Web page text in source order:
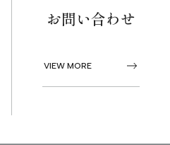
お問い合わせ
VIEW MORE